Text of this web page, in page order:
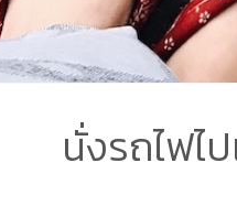
นั่งรถไฟไ